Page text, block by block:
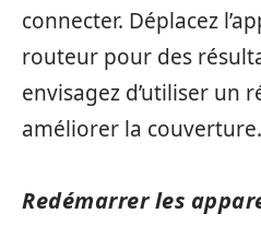
connecter. Déplacez
routeur pour des
envisagez d’utiliser un
améliorer la couverture.
Redémarrer les